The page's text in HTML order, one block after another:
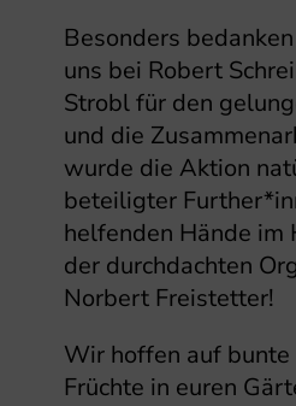
Besonders
uns bei Robert
Strobl für den
und die
wurde die Aktion
beteiligter
helfenden Hände im
der durchdachten
Norbert Freistetter!
Wir hoffen auf
Früchte in euren